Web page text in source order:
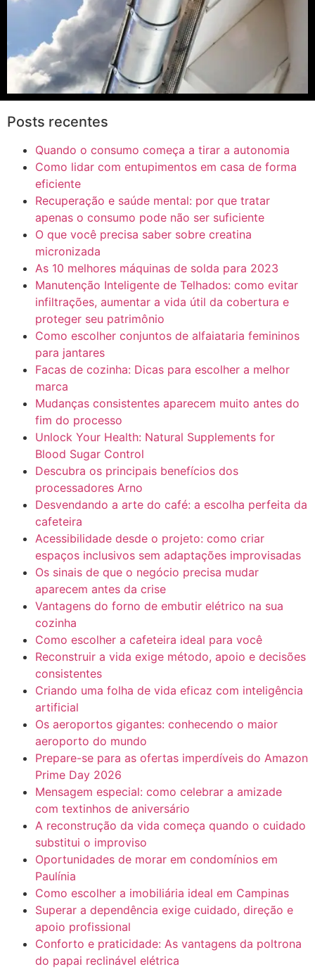
Posts recentes
Quando o consumo começa a tirar a autonomia
Como lidar com entupimentos em casa de forma
eficiente
Recuperação e saúde mental: por que tratar
apenas o consumo pode não ser suficiente
O que você precisa saber sobre creatina
micronizada
As 10 melhores máquinas de solda para 2023
Manutenção Inteligente de Telhados: como evitar
infiltrações, aumentar a vida útil da cobertura e
proteger seu patrimônio
Como escolher conjuntos de alfaiataria femininos
para jantares
Facas de cozinha: Dicas para escolher a melhor
marca
Mudanças consistentes aparecem muito antes do
fim do processo
Unlock Your Health: Natural Supplements for
Blood Sugar Control
Descubra os principais benefícios dos
processadores Arno
Desvendando a arte do café: a escolha perfeita da
cafeteira
Acessibilidade desde o projeto: como criar
espaços inclusivos sem adaptações improvisadas
Os sinais de que o negócio precisa mudar
aparecem antes da crise
Vantagens do forno de embutir elétrico na sua
cozinha
Como escolher a cafeteira ideal para você
Reconstruir a vida exige método, apoio e decisões
consistentes
Criando uma folha de vida eficaz com inteligência
artificial
Os aeroportos gigantes: conhecendo o maior
aeroporto do mundo
Prepare-se para as ofertas imperdíveis do Amazon
Prime Day 2026
Mensagem especial: como celebrar a amizade
com textinhos de aniversário
A reconstrução da vida começa quando o cuidado
substitui o improviso
Oportunidades de morar em condomínios em
Paulínia
Como escolher a imobiliária ideal em Campinas
Superar a dependência exige cuidado, direção e
apoio profissional
Conforto e praticidade: As vantagens da poltrona
do papai reclinável elétrica